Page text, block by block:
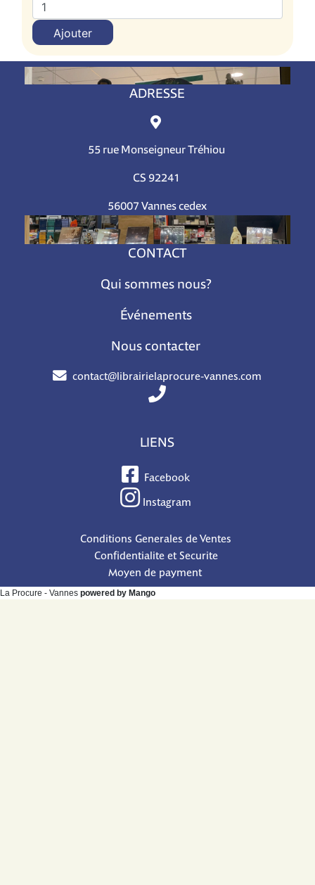
Ajouter
ADRESSE
55 rue Monseigneur Tréhiou
CS 92241
56007 Vannes cedex
CONTACT
Qui sommes nous?
Événements
Nous contacter
contact@librairielaprocure-vannes.com
LIENS
Facebook
Instagram
Conditions Generales de Ventes
Confidentialite et Securite
Moyen de payment
La Procure - Vannes powered by Mango